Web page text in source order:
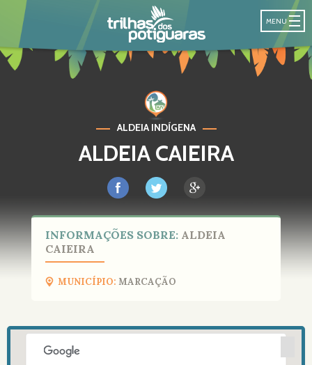
NA TRILHAS
MENU
ALDEIA INDÍGENA
ALDEIA CAIEIRA
INFORMAÇÕES SOBRE: ALDEIA
CAIEIRA
MUNICÍPIO: MARCAÇÃO